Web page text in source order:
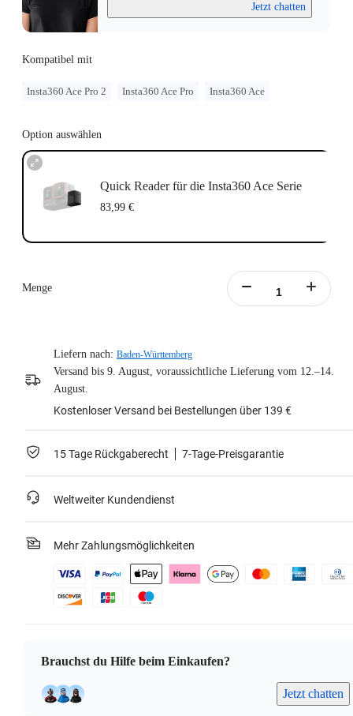
Jetzt chatten
Kompatibel mit
Insta360 Ace Pro 2 Insta360 Ace Pro Insta360 Ace
Option auswählen
Quick Reader für die Insta360 Ace Serie
83,99 €
Menge
Liefern nach: Baden-Württemberg
Versand bis 9. August, voraussichtliche Lieferung vom 12.–14.
August.
Kostenloser Versand bei Bestellungen über 139 €
15 Tage Rückgaberecht 7-Tage-Preisgarantie
Weltweiter Kundendienst
Mehr Zahlungsmöglichkeiten
Brauchst du Hilfe beim Einkaufen?
Jetzt chatten